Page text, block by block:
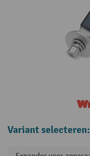
Variant selecteren: